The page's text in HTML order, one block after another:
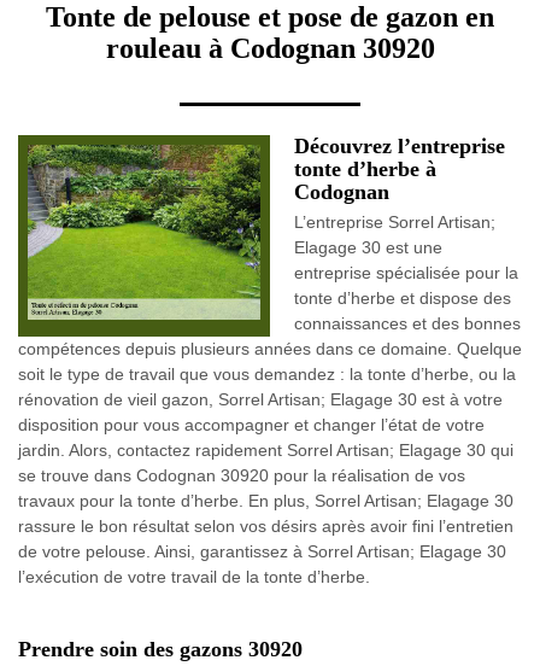
Tonte de pelouse et pose de gazon en
rouleau à Codognan 30920
Découvrez l’entreprise
tonte d’herbe à
Codognan
L’entreprise Sorrel Artisan;
Elagage 30 est une
entreprise spécialisée pour la
tonte d’herbe et dispose des
connaissances et des bonnes
compétences depuis plusieurs années dans ce domaine. Quelque
soit le type de travail que vous demandez : la tonte d’herbe, ou la
rénovation de vieil gazon, Sorrel Artisan; Elagage 30 est à votre
disposition pour vous accompagner et changer l’état de votre
jardin. Alors, contactez rapidement Sorrel Artisan; Elagage 30 qui
se trouve dans Codognan 30920 pour la réalisation de vos
travaux pour la tonte d’herbe. En plus, Sorrel Artisan; Elagage 30
rassure le bon résultat selon vos désirs après avoir fini l’entretien
de votre pelouse. Ainsi, garantissez à Sorrel Artisan; Elagage 30
l’exécution de votre travail de la tonte d’herbe.
Prendre soin des gazons 30920